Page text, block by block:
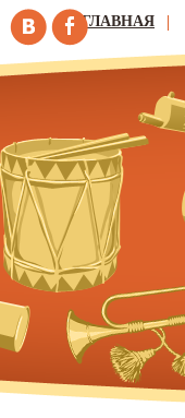
ГЛАВНАЯ